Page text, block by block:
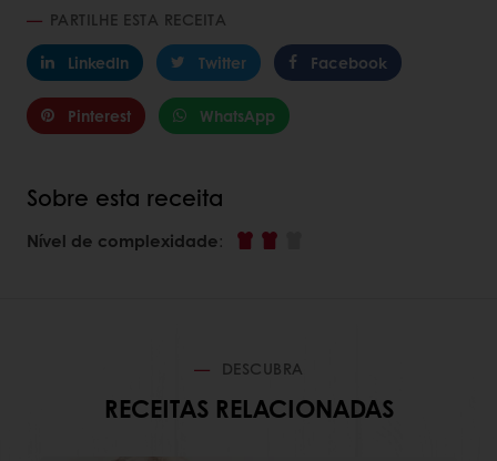
PARTILHE ESTA RECEITA
LinkedIn
Twitter Facebook
Pinterest WhatsApp
Sobre esta receita
Nível de complexidade:
DESCUBRA
RECEITAS RELACIONADAS